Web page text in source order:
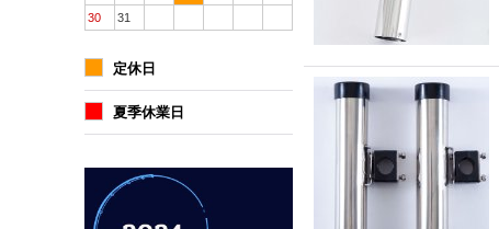
30
31
定休日
夏季休業日